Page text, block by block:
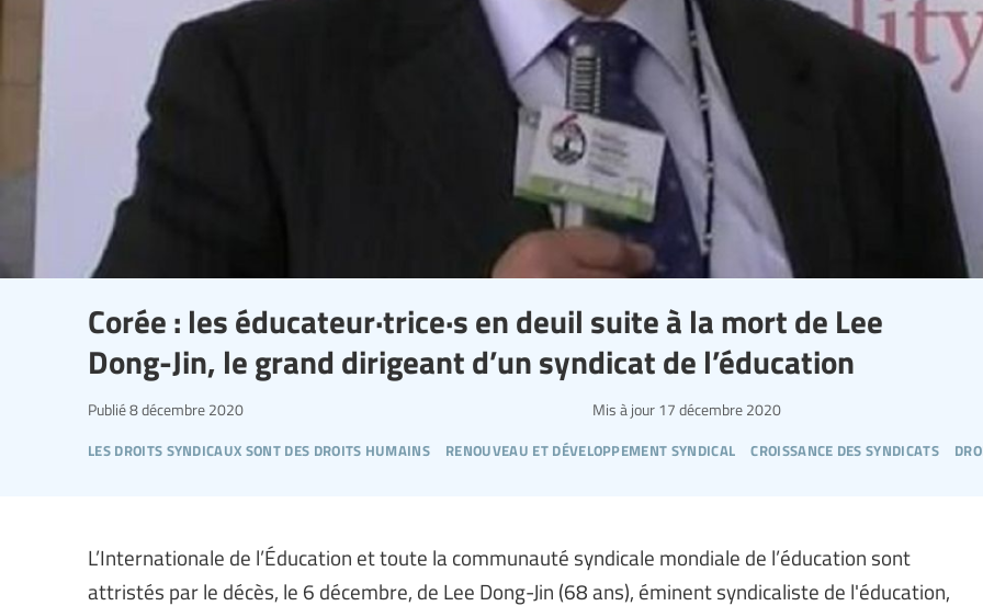
Corée : les éducateur·trice·s en deuil suite à la mort de Lee
Dong-Jin, le grand dirigeant d’un syndicat de l’éducation
les droits syndicaux sont des droits humains renouveau et développement syndical croissance des syndicats
Publié8 décembre 2020 Mis à jour 17 décembre 2020
L’Internationale de l’Éducation et toute la communauté syndicale mondiale de l’éducation sont
attristés par le décès, le 6 décembre, de Lee Dong-Jin (68 ans), éminent syndicaliste de l'éducation,